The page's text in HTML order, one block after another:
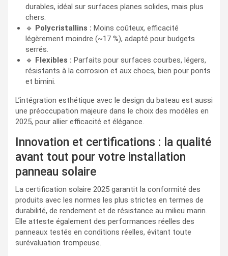
durables, idéal sur surfaces planes solides, mais plus
chers.
🔹 Polycristallins : Moins coûteux, efficacité
légèrement moindre (~17 %), adapté pour budgets
serrés.
🔹 Flexibles : Parfaits pour surfaces courbes, légers,
résistants à la corrosion et aux chocs, bien pour ponts
et bimini.
L’intégration esthétique avec le design du bateau est aussi
une préoccupation majeure dans le choix des modèles en
2025, pour allier efficacité et élégance.
Innovation et certifications : la qualité
avant tout pour votre installation
panneau solaire
La certification solaire 2025 garantit la conformité des
produits avec les normes les plus strictes en termes de
durabilité, de rendement et de résistance au milieu marin.
Elle atteste également des performances réelles des
panneaux testés en conditions réelles, évitant toute
surévaluation trompeuse.